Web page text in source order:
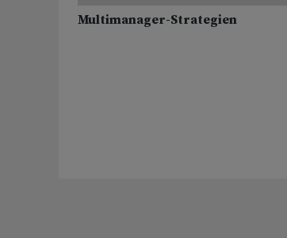
Multimanager-Strategien